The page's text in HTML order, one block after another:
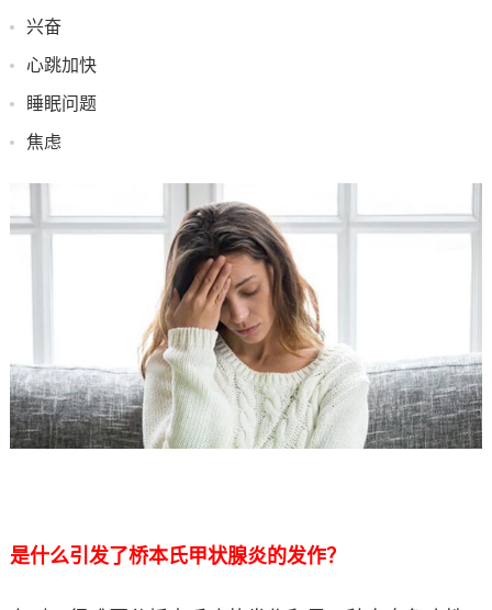
兴奋
心跳加快
睡眠问题
焦虑
是什么引发了桥本氏甲状腺炎的发作？